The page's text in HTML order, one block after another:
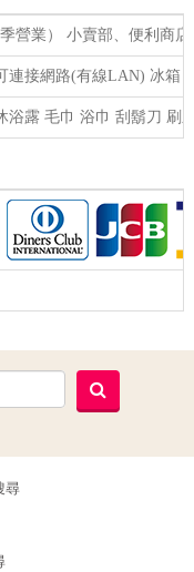
營業） 小賣部、便利商
連接網路(有線LAN) 冰箱
浴露 毛巾 浴巾 刮鬍刀 刷
尋